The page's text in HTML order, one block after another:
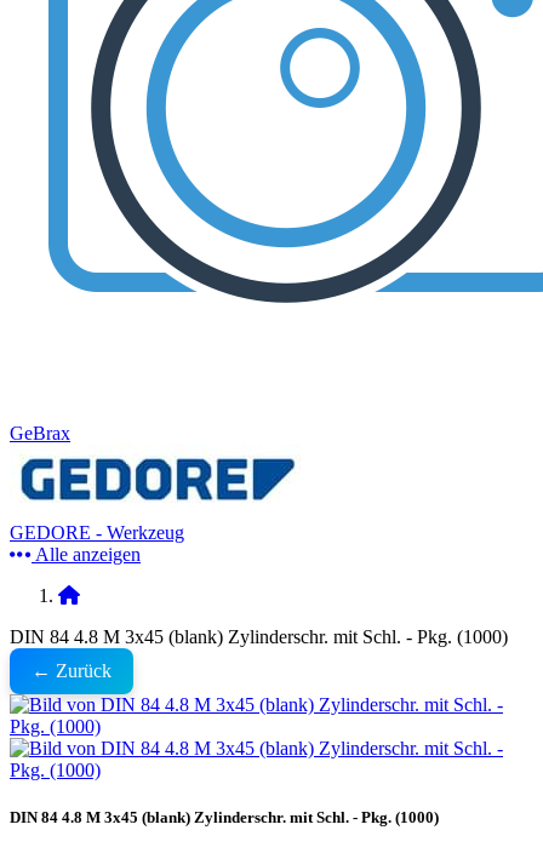
GeBrax
GEDORE - Werkzeug
Alle anzeigen
DIN 84 4.8 M 3x45 (blank) Zylinderschr. mit Schl. - Pkg. (1000)
← Zurück
DIN 84 4.8 M 3x45 (blank) Zylinderschr. mit Schl. - Pkg. (1000)